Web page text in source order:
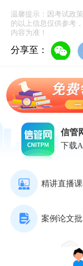
温馨提示：因考试政
的以上信息仅供参考
内容为准！
分享至：
信管
下载
精讲直播
案例论文